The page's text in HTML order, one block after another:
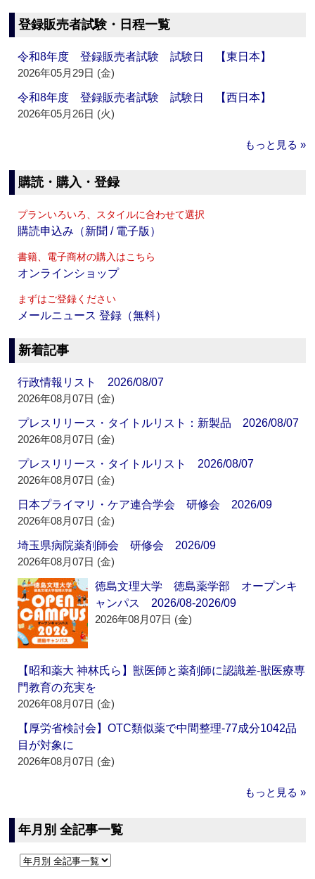
登録販売者試験・日程一覧
令和8年度 登録販売者試験 試験日 【東日本】
2026年05月29日 (金)
令和8年度 登録販売者試験 試験日 【西日本】
2026年05月26日 (火)
もっと見る »
購読・購入・登録
プランいろいろ、スタイルに合わせて選択
購読申込み（新聞 / 電子版）
書籍、電子商材の購入はこちら
オンラインショップ
まずはご登録ください
メールニュース 登録（無料）
新着記事
行政情報リスト 2026/08/07
2026年08月07日 (金)
プレスリリース・タイトルリスト：新製品 2026/08/07
2026年08月07日 (金)
プレスリリース・タイトルリスト 2026/08/07
2026年08月07日 (金)
日本プライマリ・ケア連合学会 研修会 2026/09
2026年08月07日 (金)
埼玉県病院薬剤師会 研修会 2026/09
2026年08月07日 (金)
徳島文理大学 徳島薬学部 オープンキ
ャンパス 2026/08-2026/09
2026年08月07日 (金)
【昭和薬大 神林氏ら】獣医師と薬剤師に認識差‐獣医療専
門教育の充実を
2026年08月07日 (金)
【厚労省検討会】OTC類似薬で中間整理‐77成分1042品
目が対象に
2026年08月07日 (金)
もっと見る »
年月別 全記事一覧